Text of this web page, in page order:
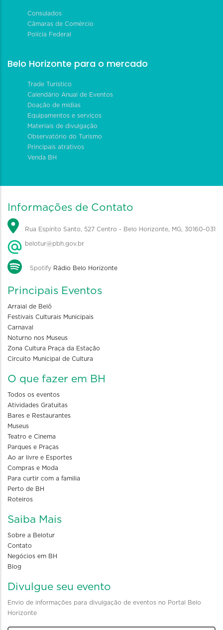
Consulados
Câmaras de Comércio
Polícia Federal
Belo Horizonte para o mercado
Trade Turístico
Calendário Anual de Eventos
Doação de mídias
Equipamentos e serviços
Materiais de divulgação
Observatório do Turismo
Principais atrativos
Venda BH
Informações de Contato
Rua Espírito Santo, 527 Centro - Belo Horizonte, MG, 30160-031
belotur@pbh.gov.br
Spotify Rádio Belo Horizonte
Principais Eventos
Arraial de Belô
Festivais Culturais Municipais
Carnaval
Noturno nos Museus
Zona Cultura Praça da Estação
Circuito Municipal de Cultura
O que fazer em BH
Todos os eventos
Atividades Gratuitas
Bares e Restaurantes
Museus
Teatro e Cinema
Parques e Praças
Ao ar livre e Esportes
Compras e Moda
Para curtir com a familia
Perto de BH
Roteiros
Saiba Mais
Sobre a Belotur
Contato
Negócios em BH
Blog
Divulgue seu evento
Envio de informações para divulgação de eventos no Portal Belo
Horizonte